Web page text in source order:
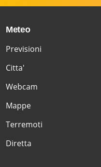
Meteo
Previsioni
Citta'
Webcam
Mappe
Terremoti
Diretta